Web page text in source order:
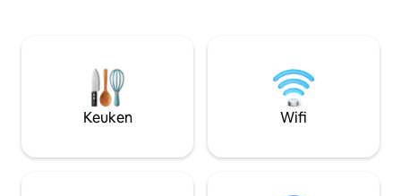
de overkant van de weg loopt de
gereguleerde Donau-arm. De lokale
toeristenbelasting moet apart worden
betaald, het tarief is 300
Rondleiding door
Wijnproeverij of
bekijken?
Jij hebt de keuze!
Keuken Wifi